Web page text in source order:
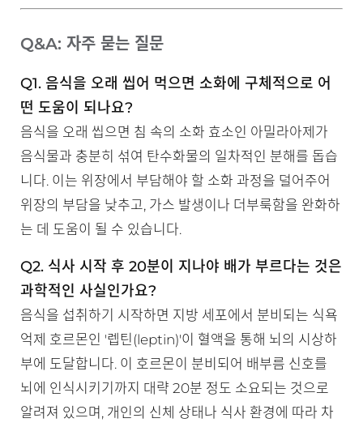
Q&A: 자주 묻는 질문
Q1. 음식을 오래 씹어 먹으면 소화에 구체적으로 어
떤 도움이 되나요?
음식을 오래 씹으면 침 속의 소화 효소인 아밀라아제가
음식물과 충분히 섞여 탄수화물의 일차적인 분해를 돕습
니다. 이는 위장에서 부담해야 할 소화 과정을 덜어주어
위장의 부담을 낮추고, 가스 발생이나 더부룩함을 완화하
는 데 도움이 될 수 있습니다.
Q2. 식사 시작 후 20분이 지나야 배가 부르다는 것은
과학적인 사실인가요?
음식을 섭취하기 시작하면 지방 세포에서 분비되는 식욕
억제 호르몬인 '렙틴(leptin)'이 혈액을 통해 뇌의 시상하
부에 도달합니다. 이 호르몬이 분비되어 배부름 신호를
뇌에 인식시키기까지 대략 20분 정도 소요되는 것으로
알려져 있으며, 개인의 신체 상태나 식사 환경에 따라 차